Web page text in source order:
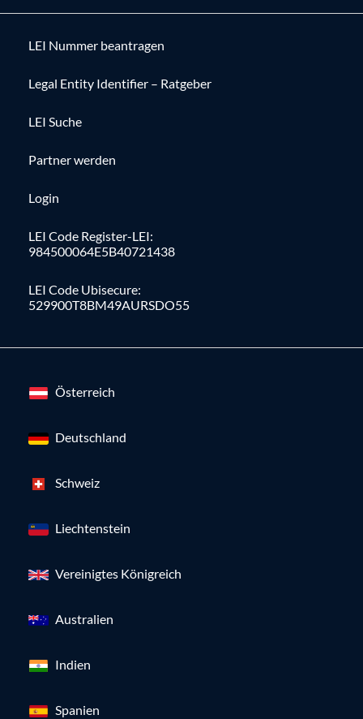
LEI Nummer beantragen
Legal Entity Identifier – Ratgeber
LEI Suche
Partner werden
Login
LEI Code Register-LEI:
984500064E5B40721438
LEI Code Ubisecure:
529900T8BM49AURSDO55
Österreich
Deutschland
Schweiz
Liechtenstein
Vereinigtes Königreich
Australien
Indien
Spanien